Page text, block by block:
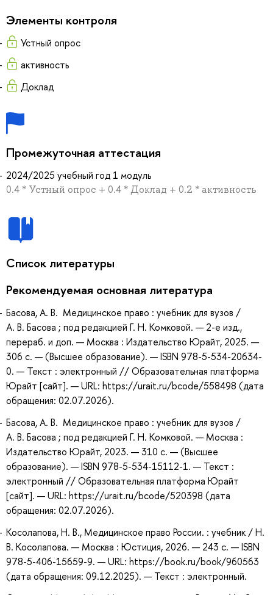
Элементы контроля
Устный опрос
активность
Доклад
Промежуточная аттестация
2024/2025 учебный год 1 модуль
0.4 * Устный опрос + 0.4 * Доклад + 0.2 * активность
Список литературы
Рекомендуемая основная литература
Басова, А. В. Медицинское право : учебник для вузов /
А. В. Басова ; под редакцией Г. Н. Комковой. — 2-е изд.,
перераб. и доп. — Москва : Издательство Юрайт, 2025. —
306 с. — (Высшее образование). — ISBN 978-5-534-20634-
0. — Текст : электронный // Образовательная платформа
Юрайт [сайт]. — URL: https://urait.ru/bcode/558498 (дата
обращения: 02.07.2026).
Басова, А. В. Медицинское право : учебник для вузов /
А. В. Басова ; под редакцией Г. Н. Комковой. — Москва :
Издательство Юрайт, 2023. — 310 с. — (Высшее
образование). — ISBN 978-5-534-15112-1. — Текст :
электронный // Образовательная платформа Юрайт
[сайт]. — URL: https://urait.ru/bcode/520398 (дата
обращения: 02.07.2026).
Косолапова, Н. В., Медицинское право России. : учебник / Н.
В. Косолапова. — Москва : Юстиция, 2026. — 243 с. — ISBN
978-5-406-15659-9. — URL: https://book.ru/book/960563
(дата обращения: 09.12.2025). — Текст : электронный.